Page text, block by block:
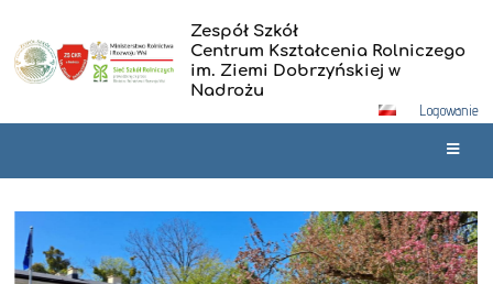
Zespół Szkół
Centrum Kształcenia Rolniczego
im. Ziemi Dobrzyńskiej w
Nadrożu
Logowanie
Strona
główna